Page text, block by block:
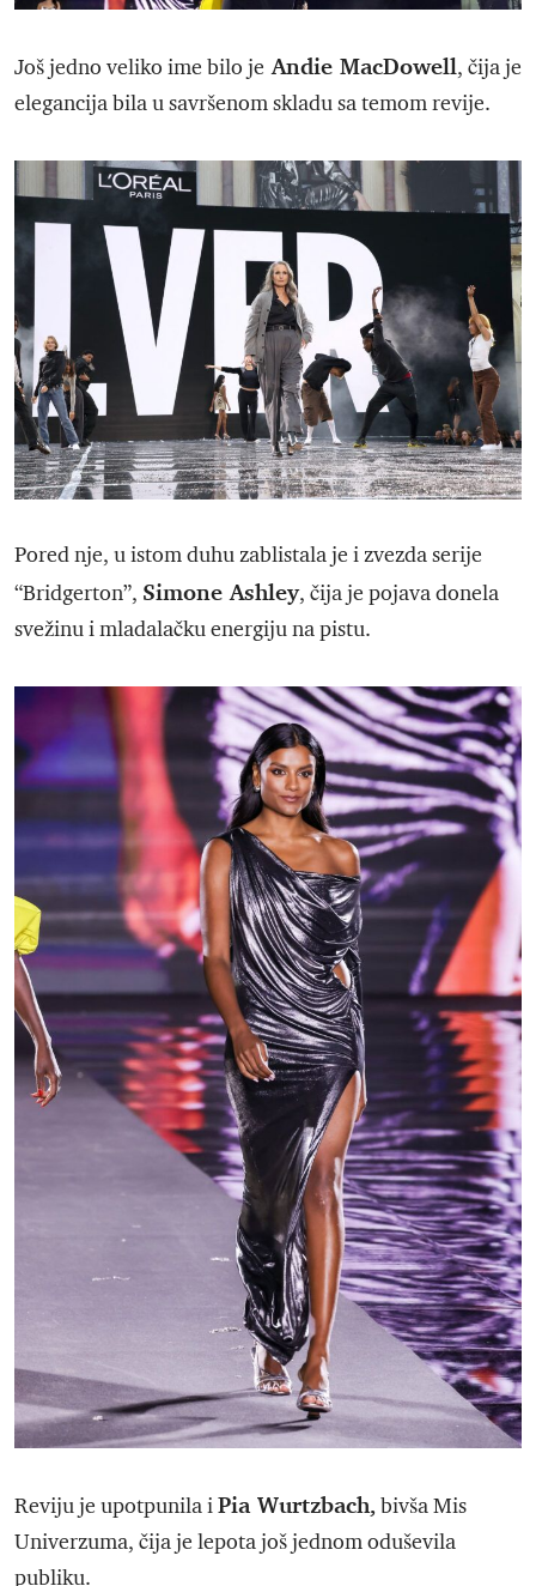
Još jedno veliko ime bilo je Andie MacDowell, čija je
elegancija bila u savršenom skladu sa temom revije.
Pored nje, u istom duhu zablistala je i zvezda serije
“Bridgerton”, Simone Ashley, čija je pojava donela
svežinu i mladalačku energiju na pistu.
Reviju je upotpunila iPia Wurtzbach, bivša Mis
Univerzuma, čija je lepota još jednom oduševila
publiku.